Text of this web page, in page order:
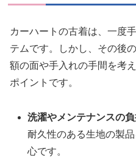
カーハートの古着は、一度
テムです。しかし、その後
額の面や手入れの手間を考
ポイントです。
洗濯やメンテナンスの
耐久性のある生地の製
心です。